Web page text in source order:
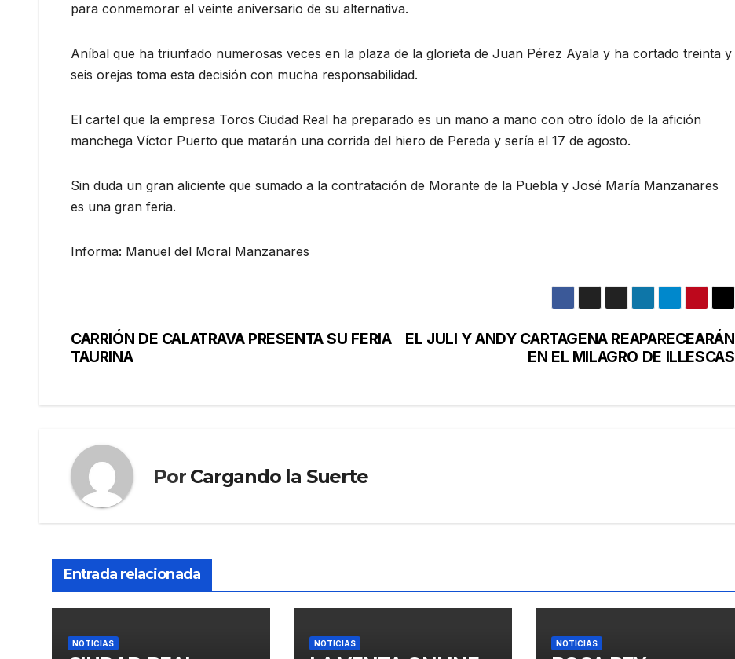
para conmemorar el veinte aniversario de su alternativa.
Aníbal que ha triunfado numerosas veces en la plaza de la glorieta de Juan Pérez Ayala y ha cortado treinta y
seis orejas toma esta decisión con mucha responsabilidad.
El cartel que la empresa Toros Ciudad Real ha preparado es un mano a mano con otro ídolo de la afición
manchega Víctor Puerto que matarán una corrida del hiero de Pereda y sería el 17 de agosto.
Sin duda un gran aliciente que sumado a la contratación de Morante de la Puebla y José María Manzanares
es una gran feria.
Informa: Manuel del Moral Manzanares
EL JULI Y ANDY CARTAGENA REAPARECEARÁN
EN EL MILAGRO DE ILLESCAS
CARRIÓN DE CALATRAVA PRESENTA SU FERIA
TAURINA
Por Cargando la Suerte
Entrada relacionada
NOTICIAS NOTICIAS NOTICIAS